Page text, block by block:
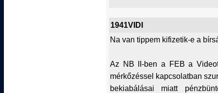
1941VIDI
Na van tippem kifizetik-e a
Az NB II-ben a FEB a
mérkőzéssel kapcsolatban
bekiabálásai miatt